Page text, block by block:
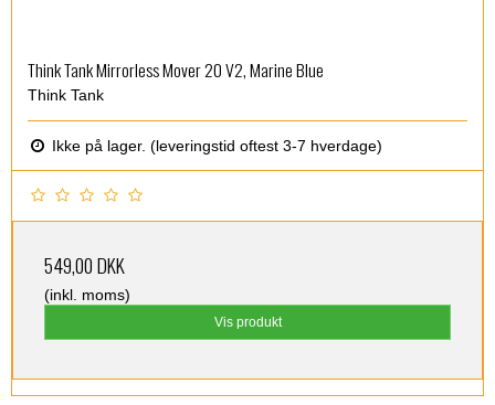
Think Tank Mirrorless Mover 20 V2, Marine Blue
Think Tank
Ikke på lager. (leveringstid oftest 3-7 hverdage)
549,00 DKK
(inkl. moms)
Vis produkt